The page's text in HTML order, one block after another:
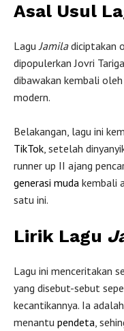
Asal Usul
LaguJamiladiciptakan
dipopulerkan Jovri
dibawakan kembali oleh
modern.
Belakangan, lagu ini
TikTok, setelah
runner up II ajang
generasi muda kembali
satu ini.
Lirik Lagu
Lagu ini menceritakan
yang disebut-sebut
kecantikannya. Ia
menantu pendeta,